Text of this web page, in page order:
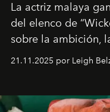
La actriz malaya
del elenco de
sobre la ambición,
ocasiones, la
importa si no lo
21.11.2025 por Leigh